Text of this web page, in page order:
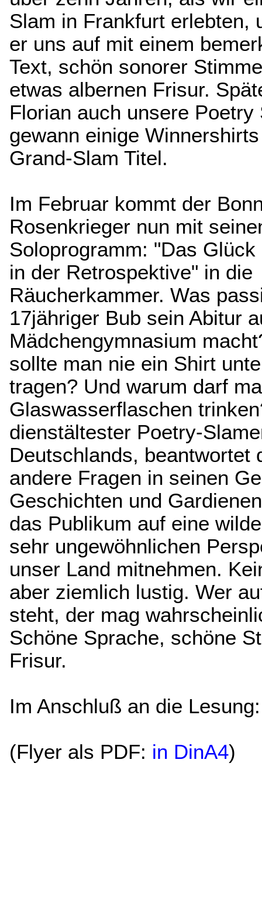
Slam in Frankfurt erlebten,
er uns auf mit einem
Text, schön sonorer
etwas albernen Frisur.
Florian auch unsere Poetry
gewann einige
Grand-Slam Titel.
Im Februar kommt der
Rosenkrieger nun mit
Soloprogramm: "Das
in der Retrospektive" in die
Räucherkammer. Was
17jähriger Bub sein Abitur
Mädchengymnasium
sollte man nie ein Shirt
tragen? Und warum darf
Glaswasserflaschen
dienstältester Poetry-
Deutschlands, beantwortet
andere Fragen in seinen
Geschichten und
das Publikum auf eine
sehr ungewöhnlichen
unser Land mitnehmen.
aber ziemlich lustig. Wer
steht, der mag
Schöne Sprache, schöne
Frisur.
Im Anschluß an die
(Flyer als PDF: in DinA4)